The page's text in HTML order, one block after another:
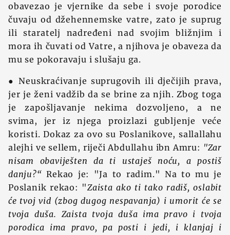
obavezao je vjernike da sebe i svoje porodice
čuvaju od džehennemske vatre, zato je suprug
ili staratelj nadređeni nad svojim bližnjim i
mora ih čuvati od Vatre, a njihova je obaveza da
mu se pokoravaju i slušaju ga.
● Neuskraćivanje suprugovih ili dječijih prava,
jer je ženi vadžib da se brine za njih. Zbog toga
je zapošljavanje nekima dozvoljeno, a ne
svima, jer iz njega proizlazi gubljenje veće
koristi. Dokaz za ovo su Poslanikove, sallallahu
alejhi ve sellem, riječi Abdullahu ibn Amru: "Zar
nisam obaviješten da ti ustaješ noću, a postiš
danju?“ Rekao je: "Ja to radim." Na to mu je
Poslanik rekao: "Zaista ako ti tako radiš, oslabit
će tvoj vid (zbog dugog nespavanja) i umorit će se
tvoja duša. Zaista tvoja duša ima pravo i tvoja
porodica ima pravo, pa posti i jedi, i klanjaj i